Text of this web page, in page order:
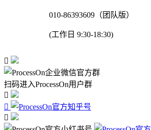
010-86393609（团队版）
(工作日 9:30-18:30)

扫码进入ProcessOn用户群


